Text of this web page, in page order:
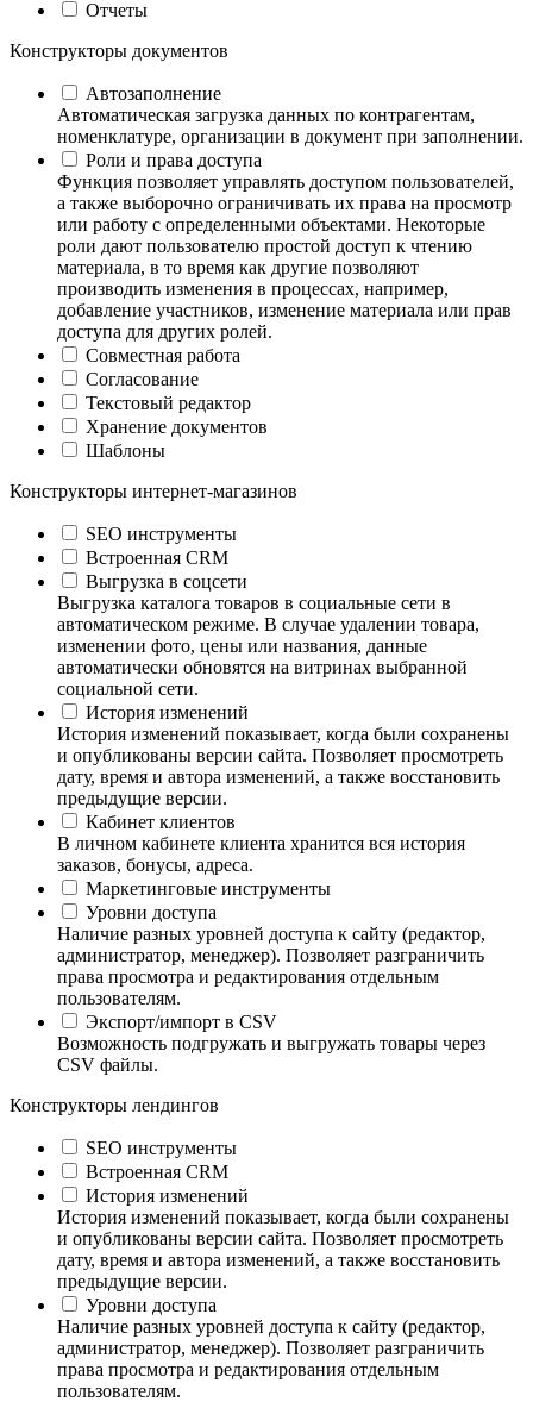
Отчеты
Конструкторы документов
Автозаполнение
Автоматическая загрузка данных по контрагентам,
номенклатуре, организации в документ при заполнении.
Роли и права доступа
Функция позволяет управлять доступом пользователей,
а также выборочно ограничивать их права на просмотр
или работу с определенными объектами. Некоторые
роли дают пользователю простой доступ к чтению
материала, в то время как другие позволяют
производить изменения в процессах, например,
добавление участников, изменение материала или прав
доступа для других ролей.
Совместная работа
Согласование
Текстовый редактор
Хранение документов
Шаблоны
Конструкторы интернет-магазинов
SEO инструменты
Встроенная CRM
Выгрузка в соцсети
Выгрузка каталога товаров в социальные сети в
автоматическом режиме. В случае удалении товара,
изменении фото, цены или названия, данные
автоматически обновятся на витринах выбранной
социальной сети.
История изменений
История изменений показывает, когда были сохранены
и опубликованы версии сайта. Позволяет просмотреть
дату, время и автора изменений, а также восстановить
предыдущие версии.
Кабинет клиентов
В личном кабинете клиента хранится вся история
заказов, бонусы, адреса.
Маркетинговые инструменты
Уровни доступа
Наличие разных уровней доступа к сайту (редактор,
администратор, менеджер). Позволяет разграничить
права просмотра и редактирования отдельным
пользователям.
Экспорт/импорт в CSV
Возможность подгружать и выгружать товары через
CSV файлы.
Конструкторы лендингов
SEO инструменты
Встроенная CRM
История изменений
История изменений показывает, когда были сохранены
и опубликованы версии сайта. Позволяет просмотреть
дату, время и автора изменений, а также восстановить
предыдущие версии.
Уровни доступа
Наличие разных уровней доступа к сайту (редактор,
администратор, менеджер). Позволяет разграничить
права просмотра и редактирования отдельным
пользователям.